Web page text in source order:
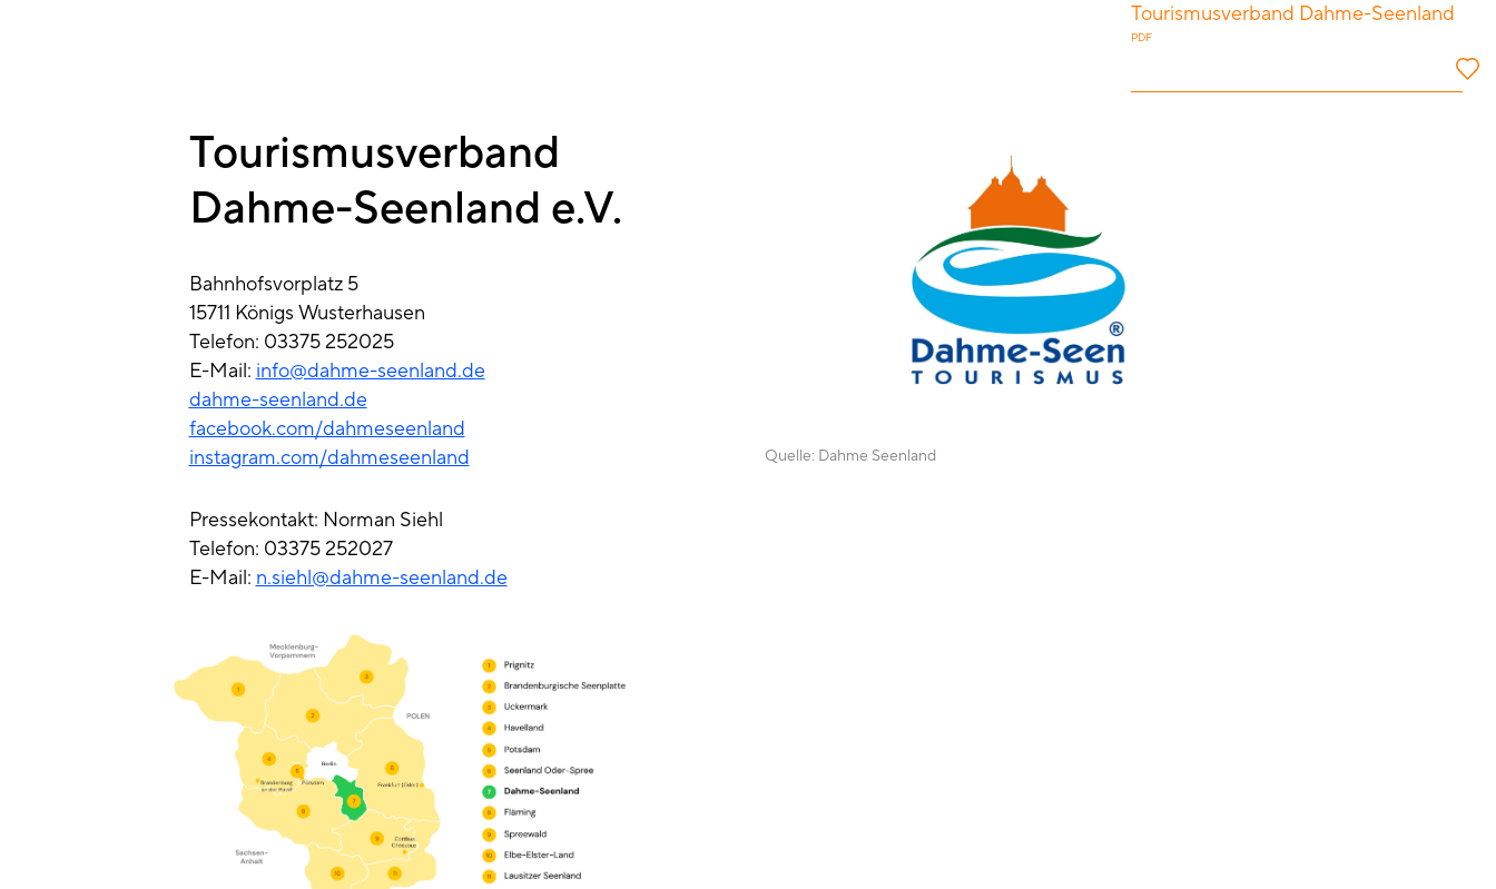
Tourismusverband Dahme-Seenland
PDF
Tourismusverband
Dahme-Seenland e.V.
Bahnhofsvorplatz 5
15711 Königs Wusterhausen
Telefon: 03375 252025
E-Mail: info@dahme-seenland.de
dahme-seenland.de
facebook.com/dahmeseenland
instagram.com/dahmeseenland
Pressekontakt: Norman Siehl
Telefon: 03375 252027
E-Mail: n.siehl@dahme-seenland.de
Quelle: Dahme Seenland